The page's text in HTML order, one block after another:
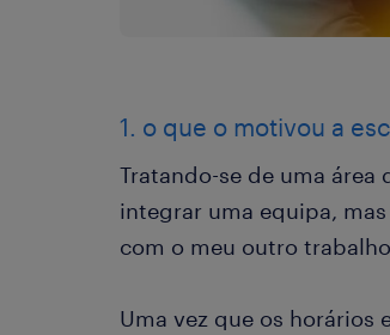
1. o que o motivou a
Tratando-se de uma área
integrar uma equipa,
com o meu outro
Uma vez que os horários